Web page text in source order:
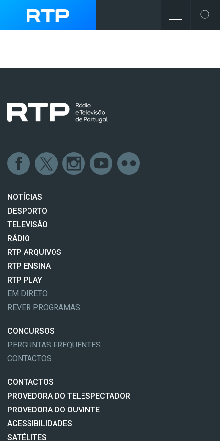
NOTÍCIAS
DESPORTO
TELEVISÃO
RÁDIO
RTP ARQUIVOS
RTP ENSINA
RTP PLAY
EM DIRETO
REVER PROGRAMAS
CONCURSOS
PERGUNTAS FREQUENTES
CONTACTOS
CONTACTOS
PROVEDORA DO TELESPECTADOR
PROVEDORA DO OUVINTE
ACESSIBILIDADES
SATÉLITES